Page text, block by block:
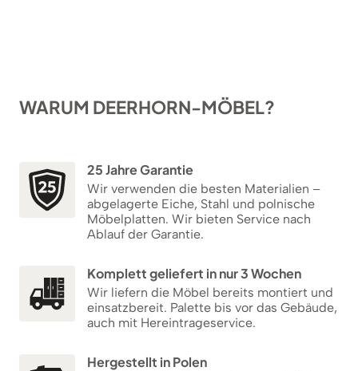
WARUM DEERHORN-MÖBEL?
25 Jahre Garantie
Wir verwenden die besten Materialien –
abgelagerte Eiche, Stahl und polnische
Möbelplatten. Wir bieten Service nach
Ablauf der Garantie.
Komplett geliefert in nur 3 Wochen
Wir liefern die Möbel bereits montiert und
einsatzbereit. Palette bis vor das Gebäude,
auch mit Hereintrageservice.
Hergestellt in Polen